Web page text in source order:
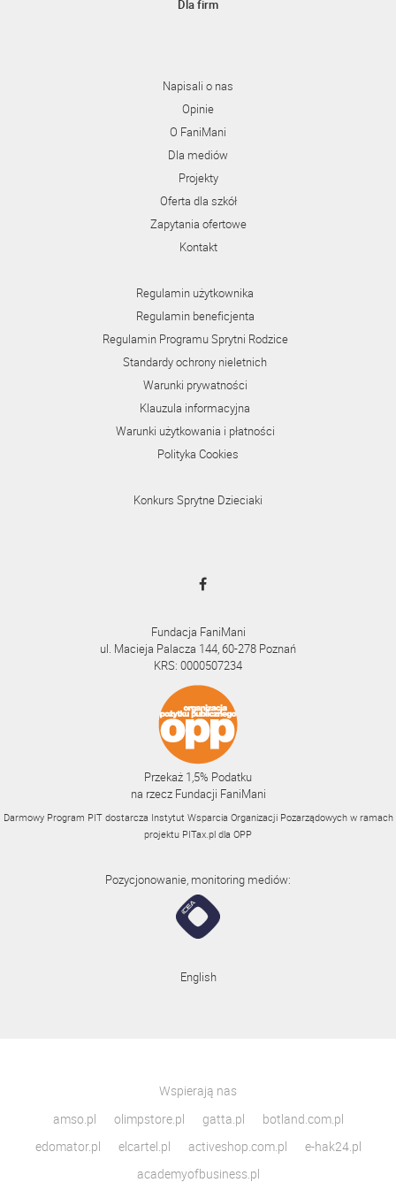
Dla firm
Napisali o nas
Opinie
O FaniMani
Dla mediów
Projekty
Oferta dla szkół
Zapytania ofertowe
Kontakt
Regulamin użytkownika
Regulamin beneficjenta
Regulamin Programu Sprytni Rodzice
Standardy ochrony nieletnich
Warunki prywatności
Klauzula informacyjna
Warunki użytkowania i płatności
Polityka Cookies
Konkurs Sprytne Dzieciaki
Fundacja FaniMani
ul. Macieja Palacza 144, 60-278 Poznań
KRS: 0000507234
Przekaż 1,5% Podatku
na rzecz Fundacji FaniMani
Darmowy Program PIT dostarcza Instytut Wsparcia Organizacji Pozarządowych w ramach
projektu PITax.pl dla OPP
Pozycjonowanie, monitoring mediów:
English
Wspierają nas
amso.pl
olimpstore.pl gatta.pl
botland.com.pl
edomator.pl
elcartel.pl activeshop.com.pl
e-hak24.pl
academyofbusiness.pl